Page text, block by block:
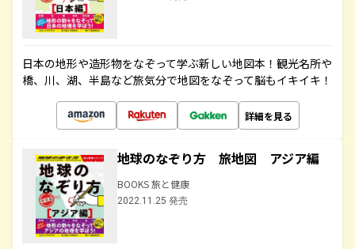
日本の地形や造形物をなぞって学ぶ新しい地図本！観光名所や
橋、川、湖、半島など旅気分で地図をなぞって脳もイキイキ！
詳細を見る
地球のなぞり方 旅地図 アジア編
BOOKS 旅と健康
2022.11.25 発売